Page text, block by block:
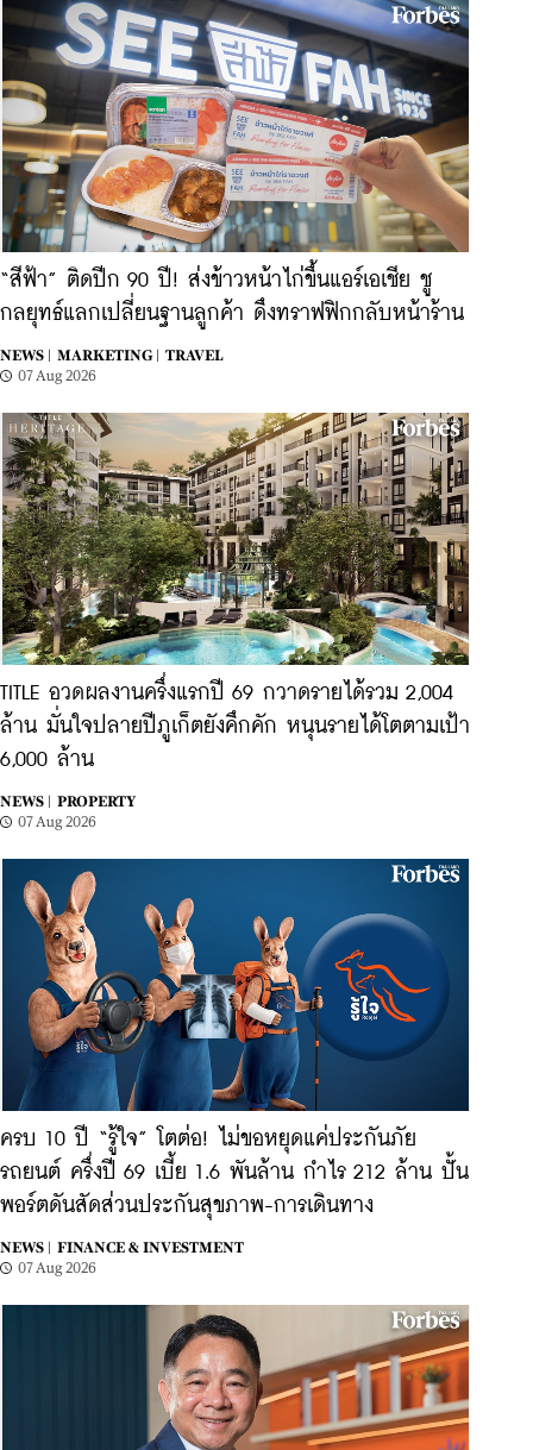
“สีฟ้า” ติดปีก 90 ปี! ส่งข้าวหน้าไก่ขึ้นแอร์เอเชีย ชู
กลยุทธ์แลกเปลี่ยนฐานลูกค้า ดึงทราฟฟิกกลับหน้าร้าน
NEWS | MARKETING |
TRAVEL
07 Aug 2026
TITLE อวดผลงานครึ่งแรกปี 69 กวาดรายได้รวม 2,004
ล้าน มั่นใจปลายปีภูเก็ตยังคึกคัก หนุนรายได้โตตามเป้า
6,000 ล้าน
NEWS |
PROPERTY
07 Aug 2026
ครบ 10 ปี “รู้ใจ” โตต่อ! ไม่ขอหยุดแค่ประกันภัย
รถยนต์ ครึ่งปี 69 เบี้ย 1.6 พันล้าน กำไร 212 ล้าน ปั้น
พอร์ตดันสัดส่วนประกันสุขภาพ-การเดินทาง
NEWS |
FINANCE & INVESTMENT
07 Aug 2026